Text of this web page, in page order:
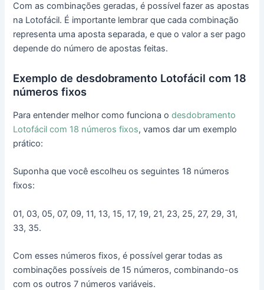
Com as combinações geradas, é possível fazer as apostas
na Lotofácil. É importante lembrar que cada combinação
representa uma aposta separada, e que o valor a ser pago
depende do número de apostas feitas.
Exemplo de desdobramento Lotofácil com 18
números fixos
Para entender melhor como funciona odesdobramento
Lotofácil com 18 números fixos, vamos dar um exemplo
prático:
Suponha que você escolheu os seguintes 18 números
fixos:
01, 03, 05, 07, 09, 11, 13, 15, 17, 19, 21, 23, 25, 27, 29, 31,
33, 35.
Com esses números fixos, é possível gerar todas as
combinações possíveis de 15 números, combinando-os
com os outros 7 números variáveis.